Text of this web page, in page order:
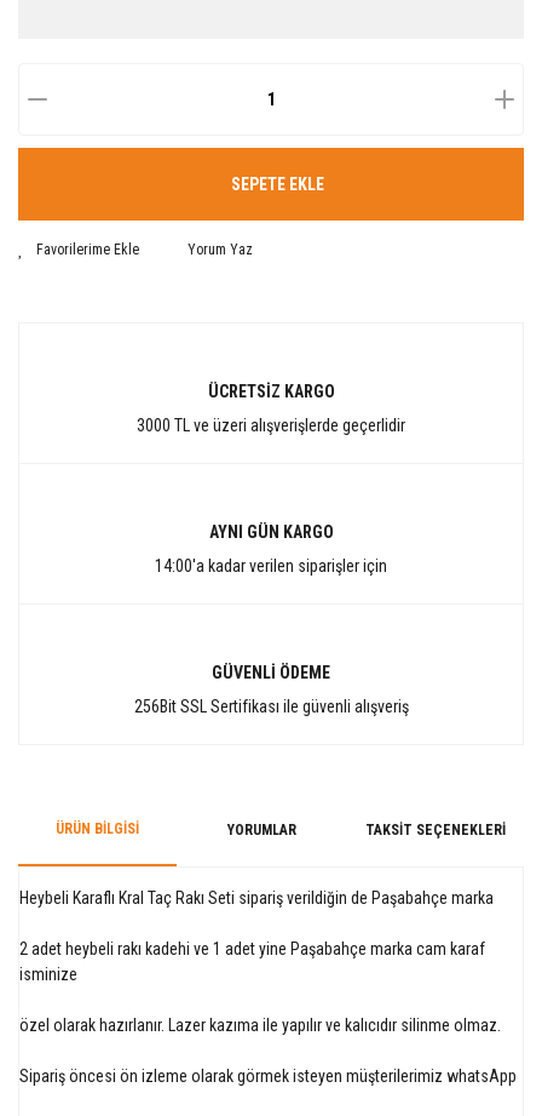
SEPETE EKLE
Yorum Yaz
ÜCRETSİZ KARGO
3000 TL ve üzeri alışverişlerde geçerlidir
AYNI GÜN KARGO
14:00'a kadar verilen siparişler için
GÜVENLİ ÖDEME
256Bit SSL Sertifikası ile güvenli alışveriş
ÜRÜN BILGISI YORUMLAR TAKSIT SEÇENEKLERI
Heybeli Karaflı Kral Taç Rakı Seti sipariş verildiğin de Paşabahçe marka
2 adet heybeli rakı kadehi ve 1 adet yine Paşabahçe marka cam karaf
isminize
özel olarak hazırlanır. Lazer kazıma ile yapılır ve kalıcıdır silinme olmaz.
Sipariş öncesi ön izleme olarak görmek isteyen müşterilerimiz whatsApp